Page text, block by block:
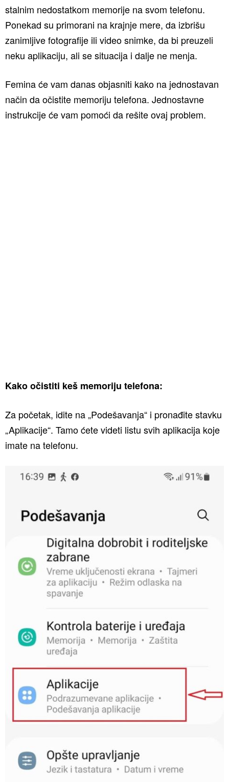
stalnim nedostatkom memorije na svom telefonu.
Ponekad su primorani na krajnje mere, da izbrišu
zanimljive fotografije ili video snimke, da bi preuzeli
neku aplikaciju, ali se situacija i dalje ne menja.
Femina će vam danas objasniti kako na jednostavan
način da očistite memoriju telefona. Jednostavne
instrukcije će vam pomoći da rešite ovaj problem.
Kako očistiti keš memoriju telefona:
Za početak, idite na „Podešavanja“ i pronađite stavku
„Aplikacije“. Tamo ćete videti listu svih aplikacija koje
imate na telefonu.